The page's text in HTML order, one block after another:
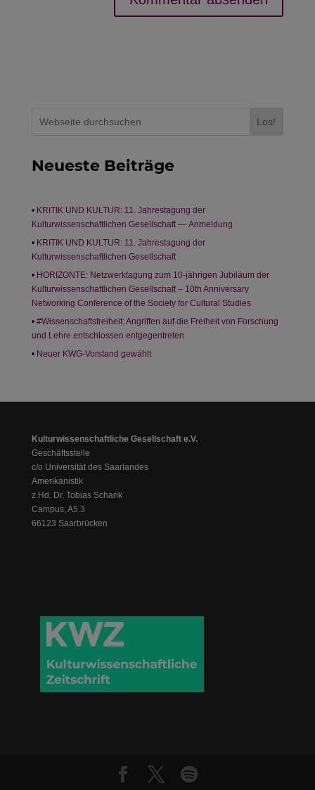
Los!
Neueste Beiträge
KRITIK UND KULTUR: 11. Jahrestagung der
Kulturwissenschaftlichen Gesellschaft — Anmeldung
KRITIK UND KULTUR: 11. Jahrestagung der
Kulturwissenschaftlichen Gesellschaft
HORIZONTE: Netzwerktagung zum 10-jährigen Jubiläum der
Kulturwissenschaftlichen Gesellschaft – 10th Anniversary
Networking Conference of the Society for Cultural Studies
#Wissenschaftsfreiheit: Angriffen auf die Freiheit von Forschung
und Lehre entschlossen entgegentreten
Neuer KWG-Vorstand gewählt
Kulturwissenschaftliche Gesellschaft e.V.
Geschäftsstelle
c/o Universität des Saarlandes
Amerikanistik
z.Hd. Dr. Tobias Schank
Campus, A5.3
66123 Saarbrücken